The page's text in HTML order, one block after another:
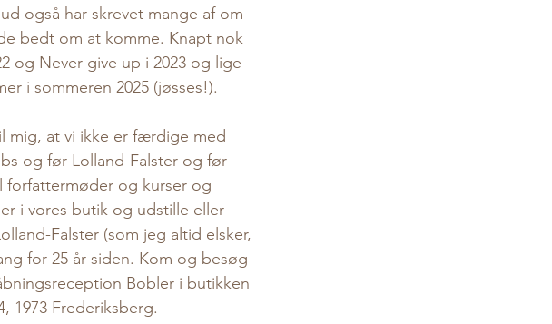
også har skrevet mange af om
bedt om at komme. Knapt nok
og Never give up i 2023 og lige
i sommeren 2025 (jøsses!).
mig, at vi ikke er færdige med
og før Lolland-Falster og før
forfattermøder og kurser og
i vores butik og udstille eller
Falster (som jeg altid elsker,
for 25 år siden. Kom og besøg
Bobler i butikken
1973 Frederiksberg.